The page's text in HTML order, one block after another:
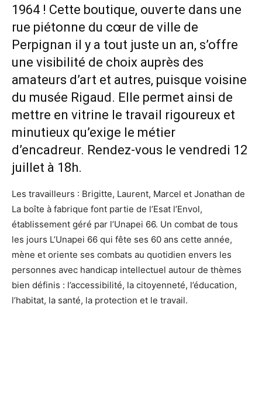
1964 ! Cette boutique, ouverte dans une
rue piétonne du cœur de ville de
Perpignan il y a tout juste un an, s’offre
une visibilité de choix auprès des
amateurs d’art et autres, puisque voisine
du musée Rigaud. Elle permet ainsi de
mettre en vitrine le travail rigoureux et
minutieux qu’exige le métier
d’encadreur. Rendez-vous le vendredi 12
juillet à 18h.
Les travailleurs : Brigitte, Laurent, Marcel et Jonathan de
La boîte à fabrique font partie de l’Esat l’Envol,
établissement géré par l’Unapei 66. Un combat de tous
les jours L’Unapei 66 qui fête ses 60 ans cette année,
mène et oriente ses combats au quotidien envers les
personnes avec handicap intellectuel autour de thèmes
bien définis : l’accessibilité, la citoyenneté, l’éducation,
l’habitat, la santé, la protection et le travail.